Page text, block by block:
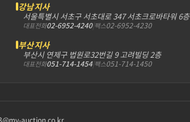
강남지사
서울특별시 서초구 서초대로 347 서초크로바타워 6층
대표전화02-6952-4240|팩스02-6952-4230
부산지사
부산시 연제구 법원로32번길 9 고려빌딩 2층
대표전화051-714-1454|팩스051-714-1450